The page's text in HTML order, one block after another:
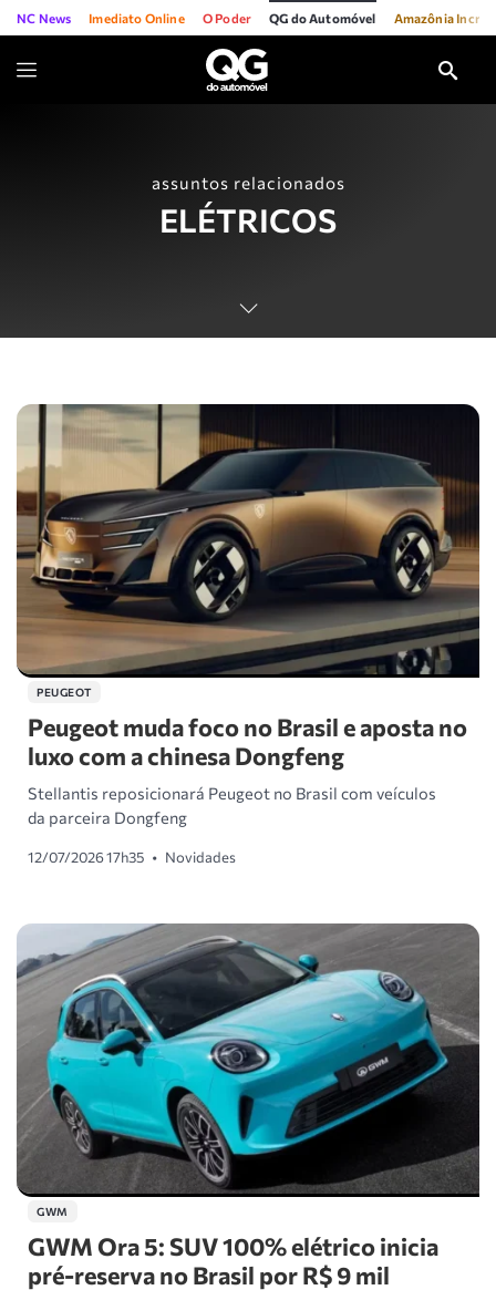
NC News Imediato Online O Poder QG do Automóvel Amazônia
assuntos relacionados
ELÉTRICOS
PEUGEOT
Peugeot muda foco no Brasil e aposta no
luxo com a chinesa Dongfeng
Stellantis reposicionará Peugeot no Brasil com veículos
da parceira Dongfeng
12/07/2026 17h35 • Novidades
GWM
GWM Ora 5: SUV 100% elétrico inicia
pré-reserva no Brasil por R$ 9 mil